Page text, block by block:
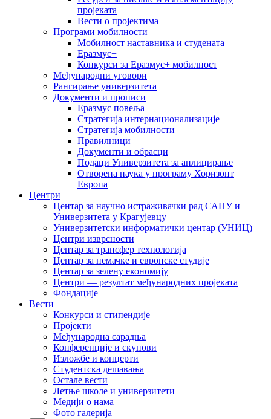
пројеката
Вести о пројектима
Програми мобилности
Мобилност наставника и студената
Еразмус+
Конкурси за Еразмус+ мобилност
Међународни уговори
Рангирање универзитета
Документи и прописи
Еразмус повеља
Стратегија интернационализације
Стратегија мобилности
Правилници
Документи и обрасци
Подаци Универзитета за аплицирање
Отворена наука у програму Хоризонт
Европа
Центри
Центар за научно истраживачки рад САНУ и
Универзитета у Крагујевцу
Универзитетски информатички центар (УНИЦ)
Центри изврсности
Центар за трансфер технологија
Центар за немачке и европске студије
Центар за зелену економију
Центри — резултат међународних пројеката
Фондације
Вести
Конкурси и стипендије
Пројекти
Међународна сарадња
Конференције и скупови
Изложбе и концерти
Студентска дешавања
Остале вести
Летње школе и универзитети
Медији о нама
Фото галерија